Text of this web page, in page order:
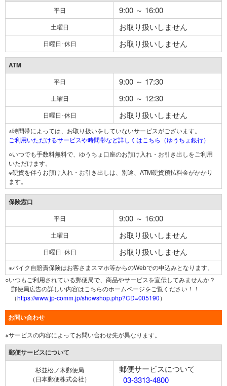
平日 9:00 ～ 16:00
土曜日 お取り扱いしません
日曜日･休日 お取り扱いしません
ATM
平日 9:00 ～ 17:30
土曜日 9:00 ～ 12:30
日曜日･休日 お取り扱いしません
※時間帯によっては、お取り扱いをしていないサービスがございます。
ご利用いただけるサービスや時間帯など詳しくはこちら（ゆうちょ銀行）
○いつでも手数料無料で、ゆうちょ口座のお預け入れ・お引き出しをご利用
いただけます。
※硬貨を伴うお預け入れ・お引き出しは、別途、ATM硬貨預払料金がかかり
ます。
保険窓口
平日 9:00 ～ 16:00
土曜日 お取り扱いしません
日曜日･休日 お取り扱いしません
※バイク自賠責保険はお客さまスマホ等からのWebでの申込みとなります。
○いつもご利用されている郵便局で、商品やサービスを宣伝してみませんか？
郵便局広告の詳しい内容はこちらのホームページをご覧ください！！
（https://www.jp-comm.jp/showshop.php?CD=005190）
お問い合わせ
※サービスの内容によってお問い合わせ先が異なります。
郵便サービスについて
杉並松ノ木郵便局
（日本郵便株式会社）
郵便サービスについて
03-3313-4800